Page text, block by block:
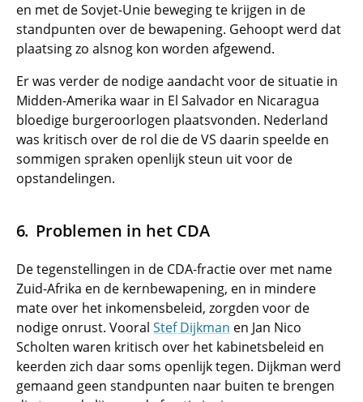
en met de Sovjet-Unie beweging te krijgen in de
standpunten over de bewapening. Gehoopt werd dat
plaatsing zo alsnog kon worden afgewend.
Er was verder de nodige aandacht voor de situatie in
Midden-Amerika waar in El Salvador en Nicaragua
bloedige burgeroorlogen plaatsvonden. Nederland
was kritisch over de rol die de VS daarin speelde en
sommigen spraken openlijk steun uit voor de
opstandelingen.
Problemen in het CDA
De tegenstellingen in de CDA-fractie over met name
Zuid-Afrika en de kernbewapening, en in mindere
mate over het inkomensbeleid, zorgden voor de
nodige onrust. Vooral Stef Dijkman en Jan Nico
Scholten waren kritisch over het kabinetsbeleid en
keerden zich daar soms openlijk tegen. Dijkman werd
gemaand geen standpunten naar buiten te brengen